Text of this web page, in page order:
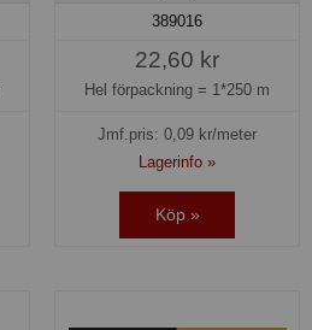
389016
22,60 kr
Hel förpackning = 1*250 m
Jmf.pris: 0,09 kr/meter
Lagerinfo »
Köp »